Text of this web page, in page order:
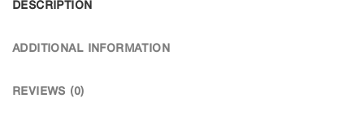
DESCRIPTION
ADDITIONAL INFORMATION
REVIEWS (0)